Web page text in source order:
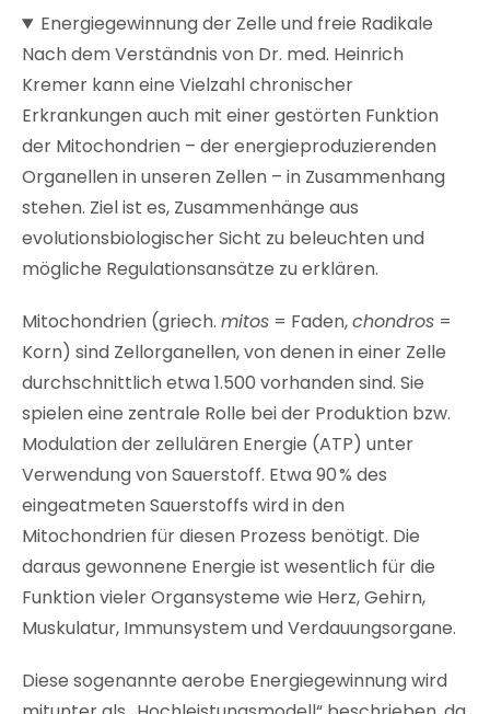
Energiegewinnung der Zelle und freie Radikale
Nach dem Verständnis von Dr. med. Heinrich
Kremer kann eine Vielzahl chronischer
Erkrankungen auch mit einer gestörten Funktion
der Mitochondrien – der energieproduzierenden
Organellen in unseren Zellen – in Zusammenhang
stehen. Ziel ist es, Zusammenhänge aus
evolutionsbiologischer Sicht zu beleuchten und
mögliche Regulationsansätze zu erklären.
Mitochondrien (griech. mitos= Faden,chondros=
Korn) sind Zellorganellen, von denen in einer Zelle
durchschnittlich etwa 1.500 vorhanden sind. Sie
spielen eine zentrale Rolle bei der Produktion bzw.
Modulation der zellulären Energie (ATP) unter
Verwendung von Sauerstoff. Etwa 90 % des
eingeatmeten Sauerstoffs wird in den
Mitochondrien für diesen Prozess benötigt. Die
daraus gewonnene Energie ist wesentlich für die
Funktion vieler Organsysteme wie Herz, Gehirn,
Muskulatur, Immunsystem und Verdauungsorgane.
Diese sogenannte aerobe Energiegewinnung wird